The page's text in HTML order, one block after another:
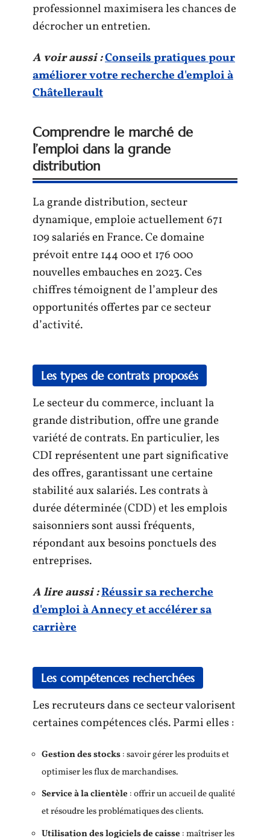
professionnel maximisera les chances de
décrocher un entretien.
A voir aussi :Conseils pratiques pour
améliorer votre recherche d'emploi à
Châtellerault
Comprendre le marché de
l’emploi dans la grande
distribution
La grande distribution, secteur
dynamique, emploie actuellement 671
109 salariés en France. Ce domaine
prévoit entre 144 000 et 176 000
nouvelles embauches en 2023. Ces
chiffres témoignent de l’ampleur des
opportunités offertes par ce secteur
d’activité.
Les types de contrats proposés
Le secteur du commerce, incluant la
grande distribution, offre une grande
variété de contrats. En particulier, les
CDI représentent une part significative
des offres, garantissant une certaine
stabilité aux salariés. Les contrats à
durée déterminée (CDD) et les emplois
saisonniers sont aussi fréquents,
répondant aux besoins ponctuels des
entreprises.
A lire aussi :Réussir sa recherche
d'emploi à Annecy et accélérer sa
carrière
Les compétences recherchées
Les recruteurs dans ce secteur valorisent
certaines compétences clés. Parmi elles :
Gestion des stocks: savoir gérer les produits et
optimiser les flux de marchandises.
Service à la clientèle : offrir un accueil de qualité
et résoudre les problématiques des clients.
Utilisation des logiciels de caisse : maîtriser les